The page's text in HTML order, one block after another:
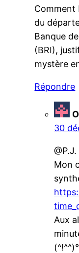
Comment
du
Banque
(BRI),
mystère
Répondre
30
@P.J.
Mon
Aux
(^!^^)°